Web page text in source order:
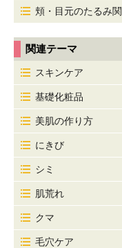
頬・目元のたるみ
関連テーマ
スキンケア
基礎化粧品
美肌の作り方
にきび
シミ
肌荒れ
クマ
毛穴ケア